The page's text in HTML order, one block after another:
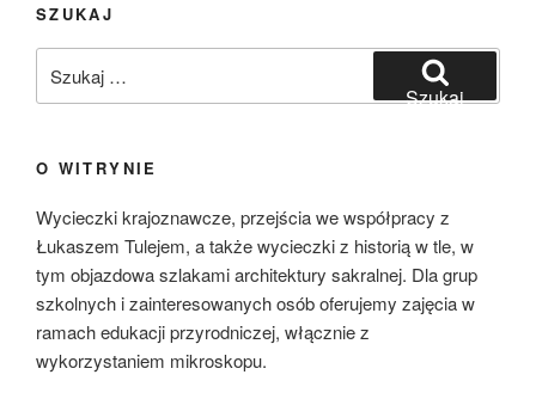
SZUKAJ
Szukaj
O WITRYNIE
Wycieczki krajoznawcze, przejścia we współpracy z
Łukaszem Tulejem, a także wycieczki z historią w tle, w
tym objazdowa szlakami architektury sakralnej. Dla grup
szkolnych i zainteresowanych osób oferujemy zajęcia w
ramach edukacji przyrodniczej, włącznie z
wykorzystaniem mikroskopu.